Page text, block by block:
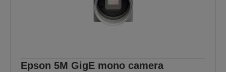
Epson 5M GigE mono camera